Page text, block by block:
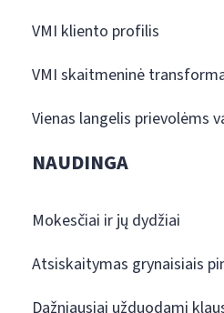
VMI kliento profilis
VMI skaitmeninė
Vienas langelis prievolėms
NAUDINGA
Mokesčiai ir jų dydžiai
Atsiskaitymas grynaisiais
Dažniausiai užduodami